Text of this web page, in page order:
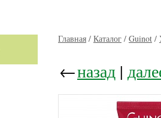
Главная / Каталог / Guinot /
←назад |